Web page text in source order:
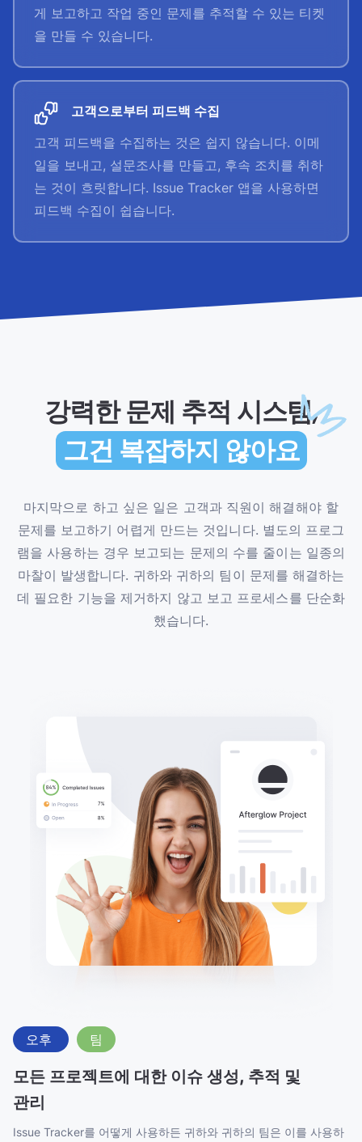
게 보고하고 작업 중인 문제를 추적할 수 있는 티켓
을 만들 수 있습니다.
고객으로부터 피드백 수집
고객 피드백을 수집하는 것은 쉽지 않습니다. 이메
일을 보내고, 설문조사를 만들고, 후속 조치를 취하
는 것이 흐릿합니다. Issue Tracker 앱을 사용하면
피드백 수집이 쉽습니다.
강력한 문제 추적 시스템,
그건 복잡하지 않아요
마지막으로 하고 싶은 일은 고객과 직원이 해결해야 할
문제를 보고하기 어렵게 만드는 것입니다. 별도의 프로그
램을 사용하는 경우 보고되는 문제의 수를 줄이는 일종의
마찰이 발생합니다. 귀하와 귀하의 팀이 문제를 해결하는
데 필요한 기능을 제거하지 않고 보고 프로세스를 단순화
했습니다.
오후 팀
모든 프로젝트에 대한 이슈 생성, 추적 및
관리
Issue Tracker를 어떻게 사용하든 귀하와 귀하의 팀은 이를 사용하